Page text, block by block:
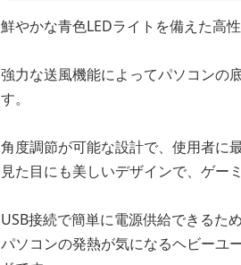
鮮やかな青色LEDライトを備えた高
強力な送風機能によってパソコンの
す。
角度調節が可能な設計で、使用者に
見た目にも美しいデザインで、ゲー
USB接続で簡単に電源供給できるた
パソコンの発熱が気になるヘビーユ